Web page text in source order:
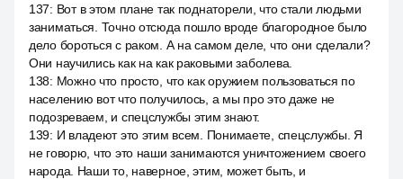
137: Вот в этом плане так поднаторели, что стали людьми
заниматься. Точно отсюда пошло вроде благородное было
дело бороться с раком. А на самом деле, что они сделали?
Они научились как на как раковыми заболева.
138: Можно что просто, что как оружием пользоваться по
населению вот что получилось, а мы про это даже не
подозреваем, и спецслужбы этим знают.
139: И владеют это этим всем. Понимаете, спецслужбы. Я
не говорю, что это наши занимаются уничтожением своего
народа. Наши то, наверное, этим, может быть, и